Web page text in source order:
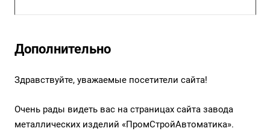
Дополнительно
Здравствуйте, уважаемые посетители сайта!
Очень рады видеть вас на страницах сайта завода
металлических изделий «ПромСтройАвтоматика».